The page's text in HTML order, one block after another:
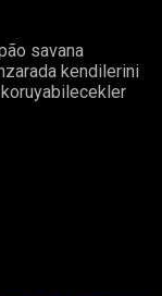
savana
kendilerini
koruyabilecekler